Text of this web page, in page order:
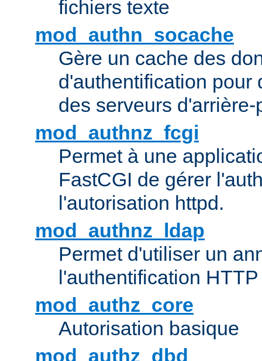
fichiers texte
mod_authn_socache
Gère un cache des
d'authentification pour
des serveurs d'arrière-
mod_authnz_fcgi
Permet à une
FastCGI de gérer
l'autorisation httpd.
mod_authnz_ldap
Permet d'utiliser un
l'authentification
mod_authz_core
Autorisation basique
mod_authz_dbd